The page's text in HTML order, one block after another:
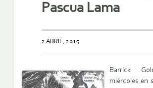
Pascua Lama
2 ABRIL, 2015
Barrick
miércoles en